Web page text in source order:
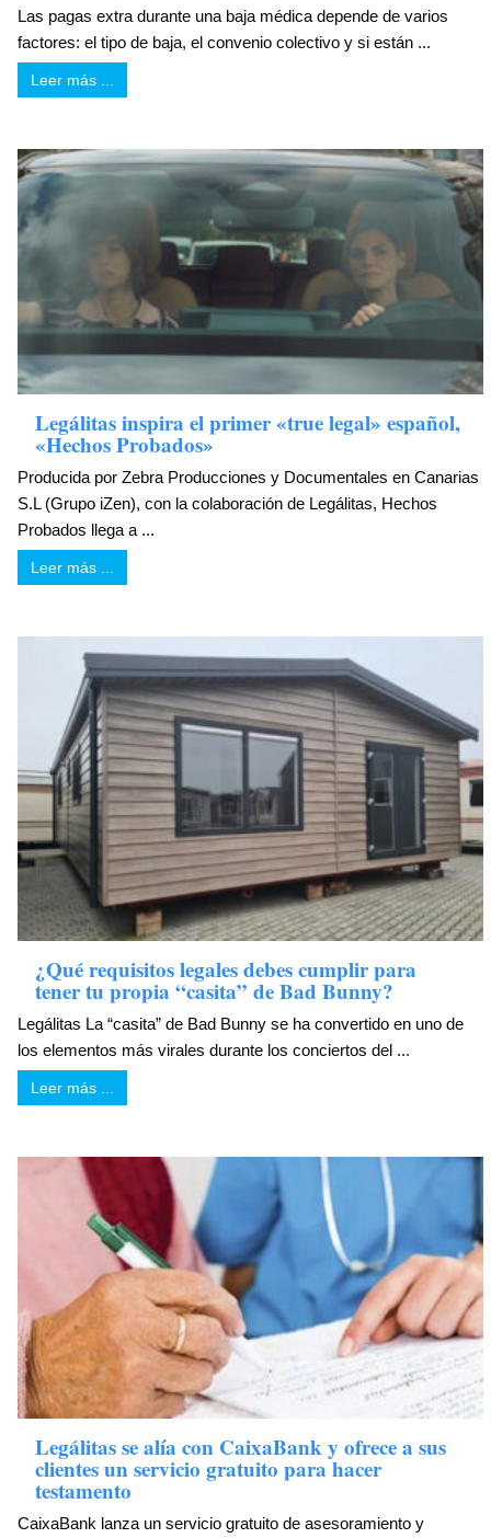
Las pagas extra durante una baja médica depende de varios
factores: el tipo de baja, el convenio colectivo y si están ...
Leer más ...
Legálitas inspira el primer «true legal» español,
«Hechos Probados»
Producida por Zebra Producciones y Documentales en Canarias
S.L (Grupo iZen), con la colaboración de Legálitas, Hechos
Probados llega a ...
Leer más ...
¿Qué requisitos legales debes cumplir para
tener tu propia “casita” de Bad Bunny?
Legálitas La “casita” de Bad Bunny se ha convertido en uno de
los elementos más virales durante los conciertos del ...
Leer más ...
Legálitas se alía con CaixaBank y ofrece a sus
clientes un servicio gratuito para hacer
testamento
CaixaBank lanza un servicio gratuito de asesoramiento y